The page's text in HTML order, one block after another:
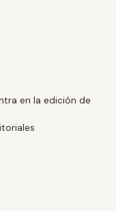
en la edición de